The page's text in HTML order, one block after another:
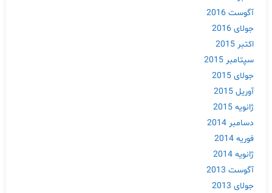
آگوست 2016
جولای 2016
اکتبر 2015
سپتامبر 2015
جولای 2015
آوریل 2015
ژانویه 2015
دسامبر 2014
فوریه 2014
ژانویه 2014
آگوست 2013
جولای 2013